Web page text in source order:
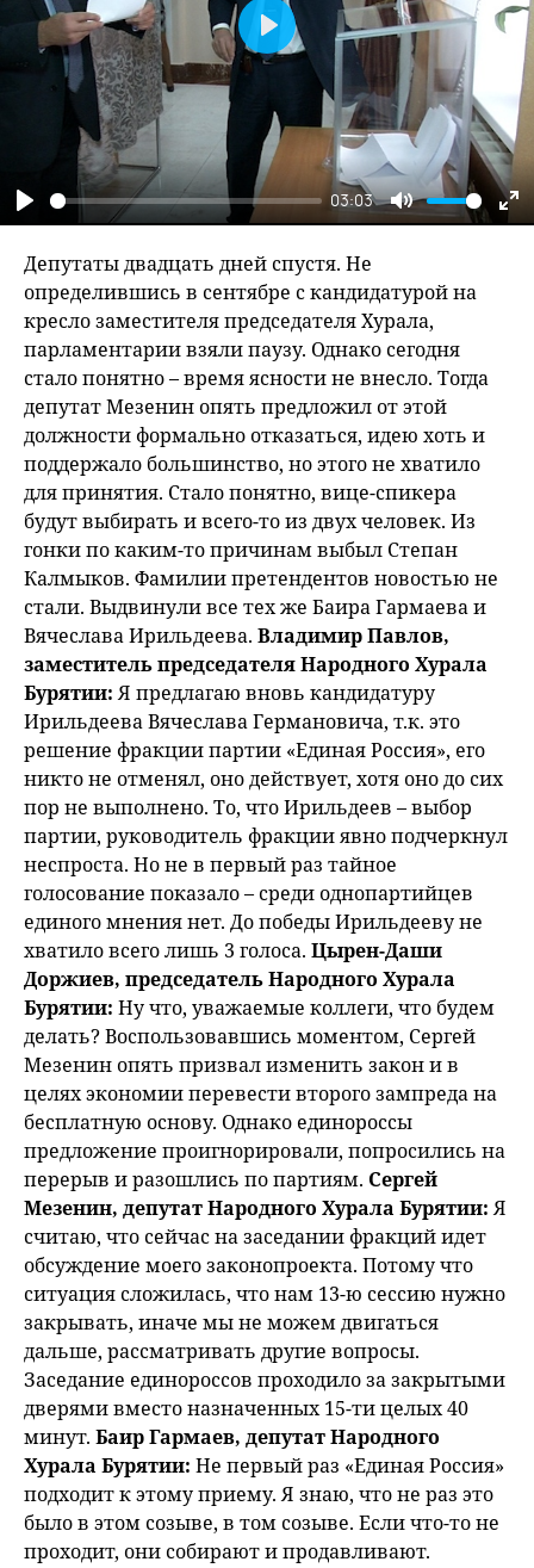
Play
03:03
Mute
Play
Депутаты двадцать дней спустя. Не
определившись в сентябре с кандидатурой на
кресло заместителя председателя Хурала,
парламентарии взяли паузу. Однако сегодня
стало понятно – время ясности не внесло. Тогда
депутат Мезенин опять предложил от этой
должности формально отказаться, идею хоть и
поддержало большинство, но этого не хватило
для принятия. Стало понятно, вице-спикера
будут выбирать и всего-то из двух человек. Из
гонки по каким-то причинам выбыл Степан
Калмыков. Фамилии претендентов новостью не
стали. Выдвинули все тех же Баира Гармаева и
Вячеслава Ирильдеева. Владимир Павлов,
заместитель председателя Народного Хурала
Бурятии:Я предлагаю вновь кандидатуру
Ирильдеева Вячеслава Германовича, т.к. это
решение фракции партии «Единая Россия», его
никто не отменял, оно действует, хотя оно до сих
пор не выполнено. То, что Ирильдеев – выбор
партии, руководитель фракции явно подчеркнул
неспроста. Но не в первый раз тайное
голосование показало – среди однопартийцев
единого мнения нет. До победы Ирильдееву не
хватило всего лишь 3 голоса. Цырен-Даши
Доржиев, председатель Народного Хурала
Бурятии: Ну что, уважаемые коллеги, что будем
делать? Воспользовавшись моментом, Сергей
Мезенин опять призвал изменить закон и в
целях экономии перевести второго зампреда на
бесплатную основу. Однако единороссы
предложение проигнорировали, попросились на
перерыв и разошлись по партиям. Сергей
Мезенин, депутат Народного Хурала Бурятии:Я
считаю, что сейчас на заседании фракций идет
обсуждение моего законопроекта. Потому что
ситуация сложилась, что нам 13-ю сессию нужно
закрывать, иначе мы не можем двигаться
дальше, рассматривать другие вопросы.
Заседание единороссов проходило за закрытыми
дверями вместо назначенных 15-ти целых 40
минут. Баир Гармаев, депутат Народного
Хурала Бурятии: Не первый раз «Единая Россия»
подходит к этому приему. Я знаю, что не раз это
было в этом созыве, в том созыве. Если что-то не
проходит, они собирают и продавливают.